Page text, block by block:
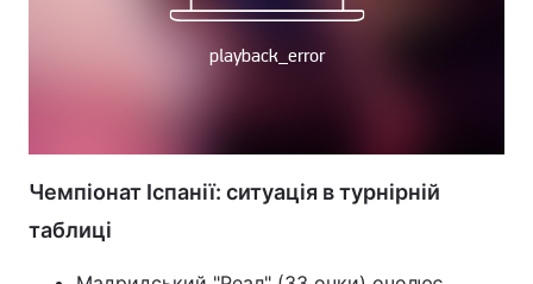
Чемпіонат Іспанії: ситуація в турнірній
таблиці